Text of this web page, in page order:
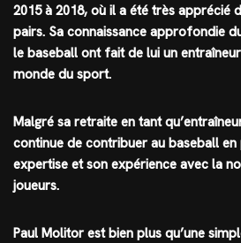
2015 à 2018, où il a été très apprécié
pairs. Sa connaissance approfondie
le baseball ont fait de lui un
monde du sport.
Malgré sa retraite en tant
continue de contribuer au baseball
expertise et son expérience avec la
joueurs.
Paul Molitor est bien plus qu’une